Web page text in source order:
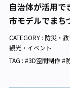
自治体が活用で
市モデルでまち
CATEGORY : 防災・
観光・イベント
TAG : #3D空間制作 #